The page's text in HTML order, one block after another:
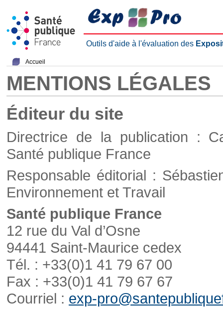
Outils d'aide à l'évaluation des
Accueil
MENTIONS LÉGALES
Éditeur du site
Directrice de la publication :
Santé publique France
Responsable éditorial :
Environnement et Travail
Santé publique France
12 rue du Val d’Osne
94441 Saint-Maurice cedex
Tél. : +33(0)1 41 79 67 00
Fax : +33(0)1 41 79 67 67
Courriel : exp-